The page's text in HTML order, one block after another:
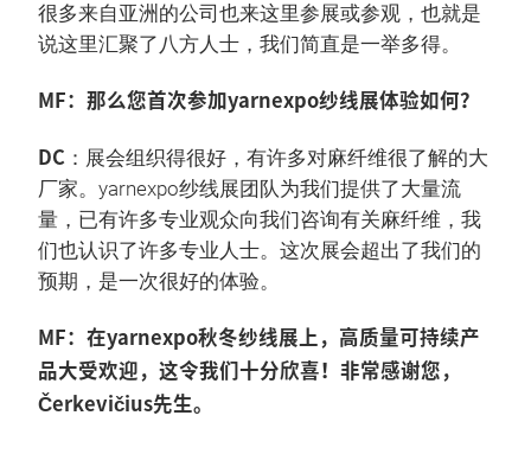
很多来自亚洲的公司也来这里参展或参观，也就是
说这里汇聚了八方人士，我们简直是一举多得。
MF：那么您首次参加yarnexpo纱线展体验如何？
DC ：展会组织得很好，有许多对麻纤维很了解的大
厂家。yarnexpo纱线展团队为我们提供了大量流
量，已有许多专业观众向我们咨询有关麻纤维，我
们也认识了许多专业人士。这次展会超出了我们的
预期，是一次很好的体验。
MF：在yarnexpo秋冬纱线展上，高质量可持续产
品大受欢迎，这令我们十分欣喜！非常感谢您，
Čerkevičius先生。